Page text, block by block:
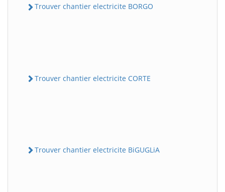
Trouver chantier electricite BORGO
Trouver chantier electricite CORTE
Trouver chantier electricite BiGUGLiA